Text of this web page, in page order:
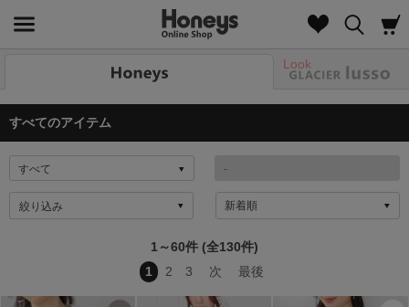
Look
すべてのアイテム
絞り込み
1～60件 (全130件)
1
2 3 次 最後